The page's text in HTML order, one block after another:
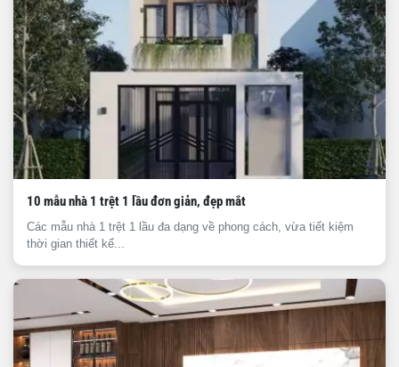
10 mẫu nhà 1 trệt 1 lầu đơn giản, đẹp mắt
Các mẫu nhà 1 trệt 1 lầu đa dạng về phong cách, vừa tiết kiệm
thời gian thiết kế...